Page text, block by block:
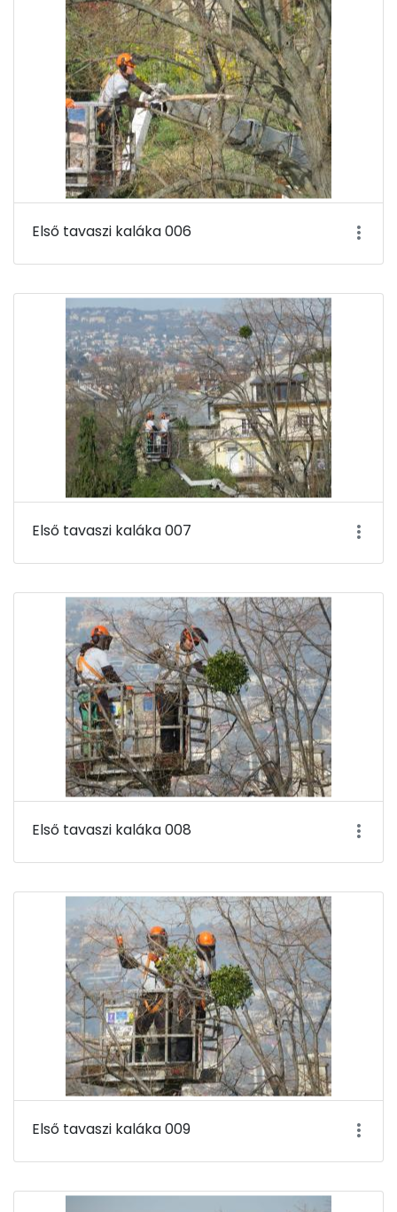
Első tavaszi kaláka 006
Első tavaszi kaláka 007
Első tavaszi kaláka 008
Első tavaszi kaláka 009